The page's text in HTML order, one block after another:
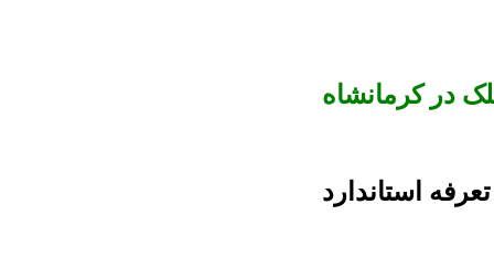
در کرمانشاه